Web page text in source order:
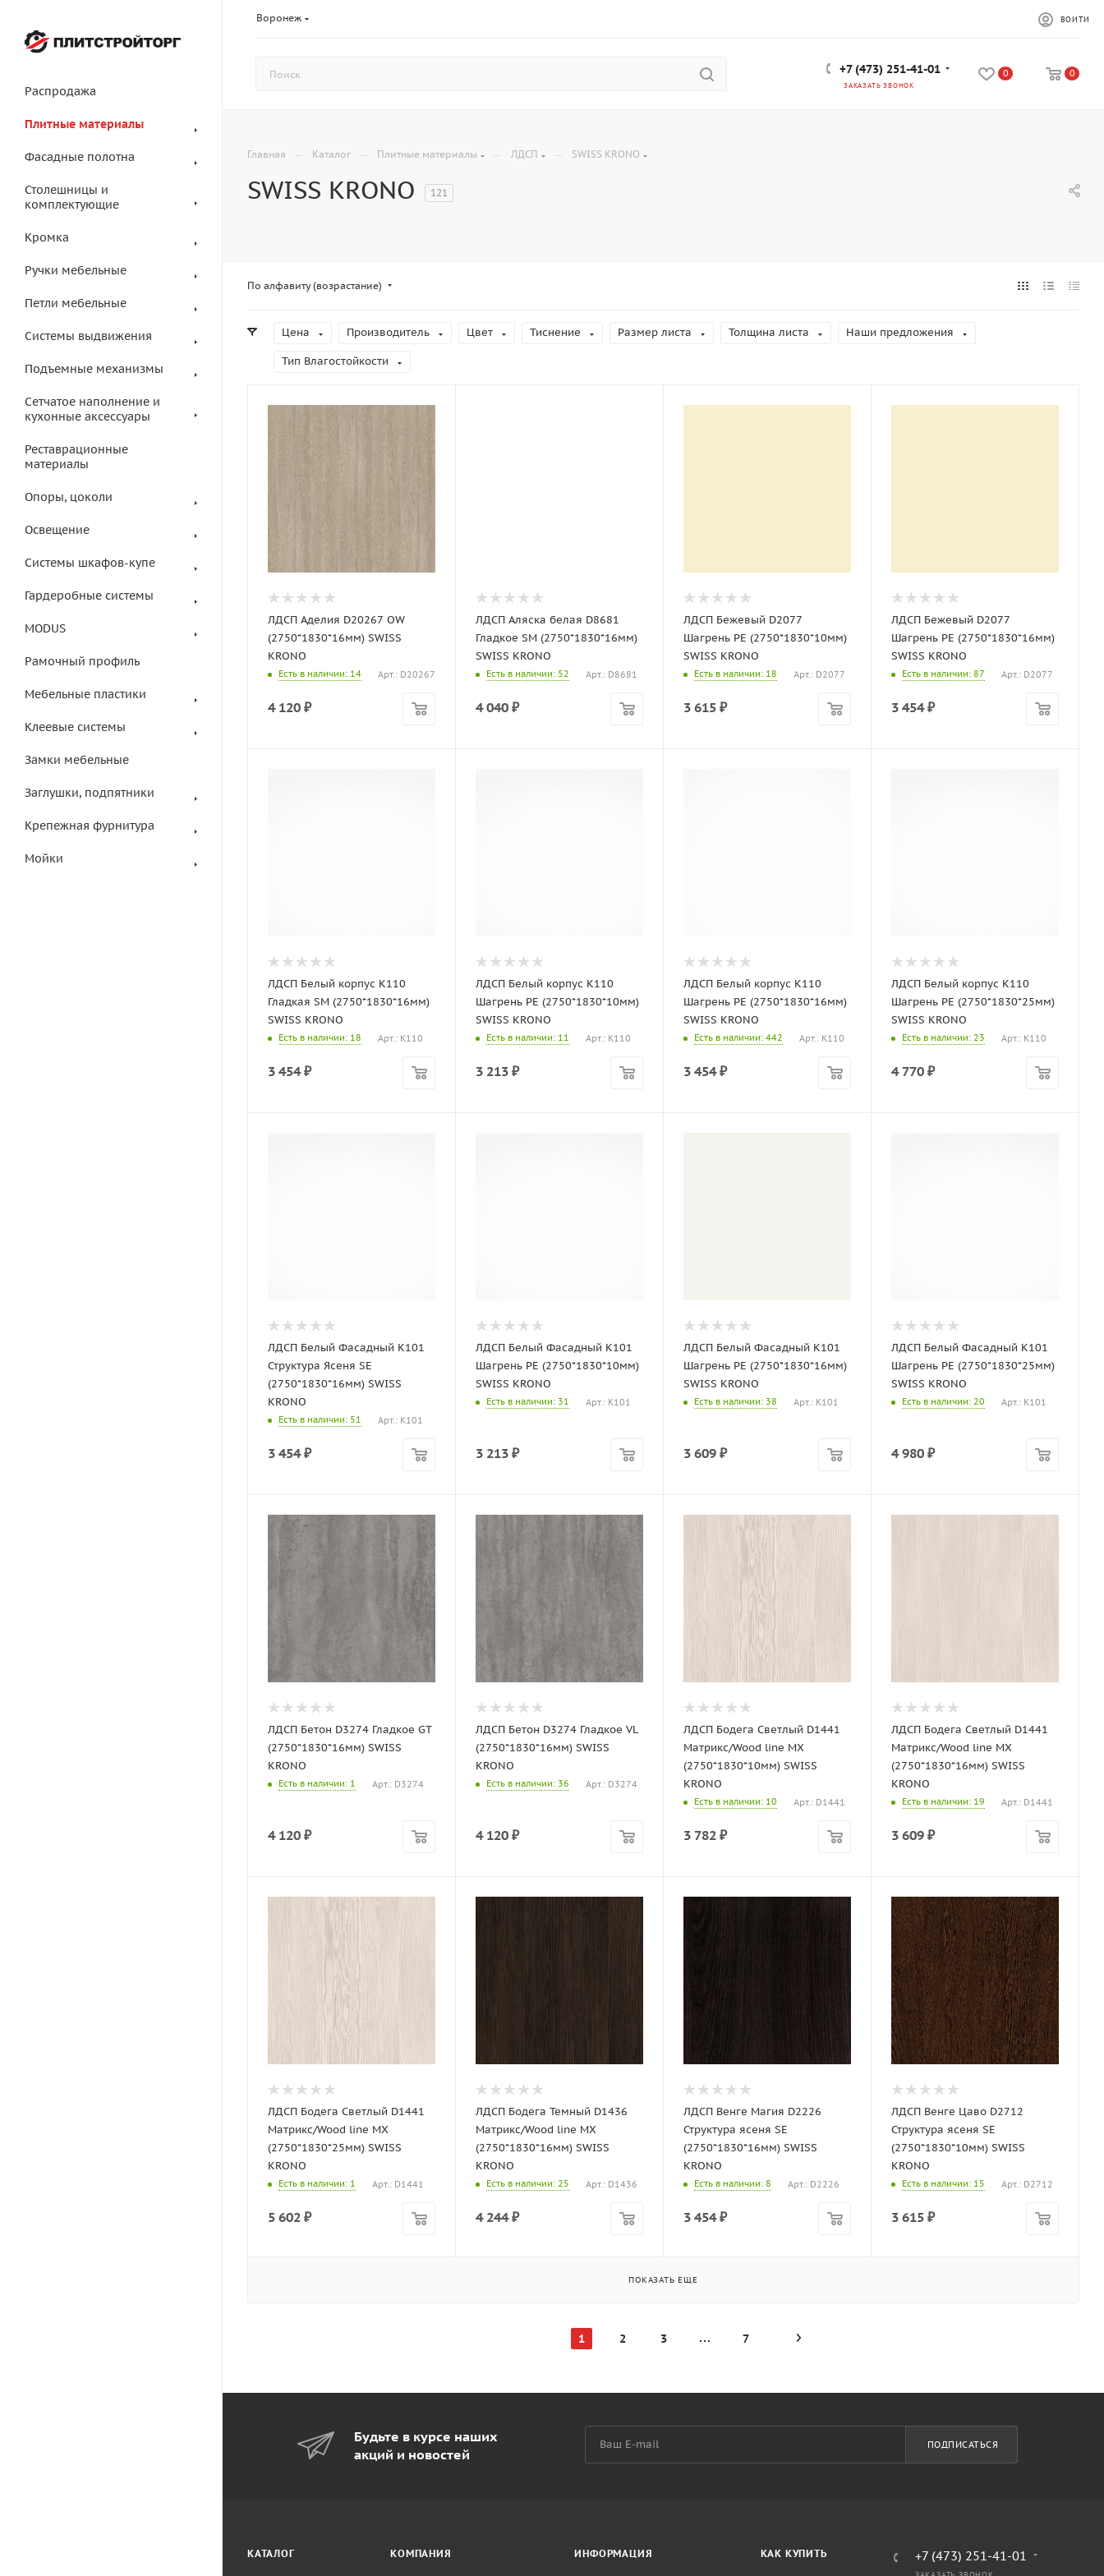
Воронеж ВОЙТИ
+7 (473) 251-41-01
ЗАКАЗАТЬ ЗВОНОК
0 0
Распродажа
Плитные материалы
Фасадные полотна
Столешницы и
комплектующие
Кромка
Ручки мебельные
Петли мебельные
Системы выдвижения
Подъемные механизмы
Сетчатое наполнение и
кухонные аксессуары
Реставрационные
материалы
Опоры, цоколи
Освещение
Системы шкафов-купе
Гардеробные системы
MODUS
Рамочный профиль
Мебельные пластики
Клеевые системы
Замки мебельные
Заглушки, подпятники
Крепежная фурнитура
Мойки
Главная — Каталог — Плитные материалы — ЛДСП — SWISS KRONO
SWISS KRONO 121
По алфавиту (возрастание)
Цена Производитель Цвет Тиснение Размер листа Толщина листа Наши предложения
Тип Влагостойкости
ЛДСП Аделия D20267 OW
(2750*1830*16мм) SWISS
KRONO
Есть в наличии: 14 Арт.: D20267
4 120 ₽
ЛДСП Аляска белая D8681
Гладкое SM (2750*1830*16мм)
SWISS KRONO
Есть в наличии: 52 Арт.: D8681
4 040 ₽
ЛДСП Бежевый D2077
Шагрень PE (2750*1830*10мм)
SWISS KRONO
Есть в наличии: 18 Арт.: D2077
3 615 ₽
ЛДСП Бежевый D2077
Шагрень PE (2750*1830*16мм)
SWISS KRONO
Есть в наличии: 87 Арт.: D2077
3 454₽
ЛДСП Белый корпус K110
Гладкая SM (2750*1830*16мм)
SWISS KRONO
Есть в наличии: 18 Арт.: K110
3 454₽
ЛДСП Белый корпус K110
Шагрень PE (2750*1830*10мм)
SWISS KRONO
Есть в наличии: 11 Арт.: K110
3 213 ₽
ЛДСП Белый корпус K110
Шагрень PE (2750*1830*16мм)
SWISS KRONO
Есть в наличии: 442 Арт.: K110
3 454₽
ЛДСП Белый корпус K110
Шагрень PE (2750*1830*25мм)
SWISS KRONO
Есть в наличии: 23 Арт.: K110
4 770 ₽
ЛДСП Белый Фасадный K101
Структура Ясеня SE
(2750*1830*16мм) SWISS
KRONO
Есть в наличии: 51 Арт.: K101
3 454₽
ЛДСП Белый Фасадный K101
Шагрень PE (2750*1830*10мм)
SWISS KRONO
Есть в наличии: 31 Арт.: K101
3 213 ₽
ЛДСП Белый Фасадный K101
Шагрень PE (2750*1830*16мм)
SWISS KRONO
Есть в наличии: 38 Арт.: K101
3 609 ₽
ЛДСП Белый Фасадный K101
Шагрень PE (2750*1830*25мм)
SWISS KRONO
Есть в наличии: 20 Арт.: K101
4 980 ₽
ЛДСП Бетон D3274 Гладкое GT
(2750*1830*16мм) SWISS
KRONO
Есть в наличии: 1 Арт.: D3274
4 120 ₽
ЛДСП Бетон D3274 Гладкое VL
(2750*1830*16мм) SWISS
KRONO
Есть в наличии: 36 Арт.: D3274
4 120 ₽
ЛДСП Бодега Светлый D1441
Матрикс/Wood line MX
(2750*1830*10мм) SWISS
KRONO
Есть в наличии: 10 Арт.: D1441
3 782 ₽
ЛДСП Бодега Светлый D1441
Матрикс/Wood line MX
(2750*1830*16мм) SWISS
KRONO
Есть в наличии: 19 Арт.: D1441
3 609 ₽
ЛДСП Бодега Светлый D1441
Матрикс/Wood line MX
(2750*1830*25мм) SWISS
KRONO
Есть в наличии: 1 Арт.: D1441
5 602 ₽
ЛДСП Бодега Темный D1436
Матрикс/Wood line MX
(2750*1830*16мм) SWISS
KRONO
Есть в наличии: 25 Арт.: D1436
4 244₽
ЛДСП Венге Магия D2226
Структура ясеня SE
(2750*1830*16мм) SWISS
KRONO
Есть в наличии: 8 Арт.: D2226
3 454₽
ЛДСП Венге Цаво D2712
Структура ясеня SE
(2750*1830*10мм) SWISS
KRONO
Есть в наличии: 15 Арт.: D2712
3 615 ₽
ПОКАЗАТЬ ЕЩЕ
1 2 3 7
Будьте в курсе наших
акций и новостей
ПОДПИСАТЬСЯ
КАТАЛОГ КОМПАНИЯ ИНФОРМАЦИЯ КАК КУПИТЬ +7 (473) 251-41-01